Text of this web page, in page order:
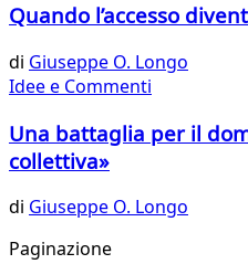
Quando l’accesso
di Giuseppe O. Longo
Idee e Commenti
Una battaglia per il
collettiva»
di Giuseppe O. Longo
Paginazione